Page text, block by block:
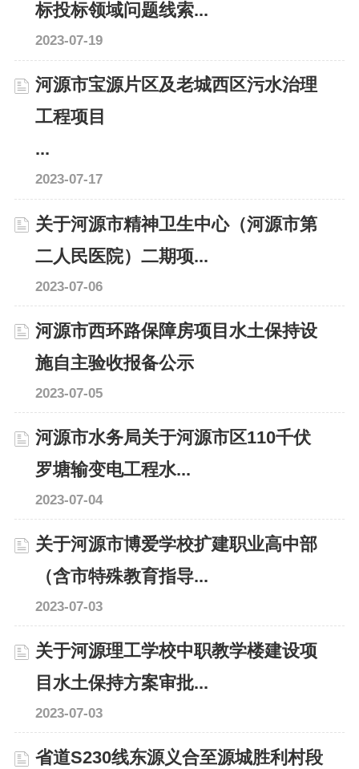
标投标领域问题线索...
2023-07-19
河源市宝源片区及老城西区污水治理
工程项目
...
2023-07-17
关于河源市精神卫生中心（河源市第
二人民医院）二期项...
2023-07-06
河源市西环路保障房项目水土保持设
施自主验收报备公示
2023-07-05
河源市水务局关于河源市区110千伏
罗塘输变电工程水...
2023-07-04
关于河源市博爱学校扩建职业高中部
（含市特殊教育指导...
2023-07-03
关于河源理工学校中职教学楼建设项
目水土保持方案审批...
2023-07-03
省道S230线东源义合至源城胜利村段